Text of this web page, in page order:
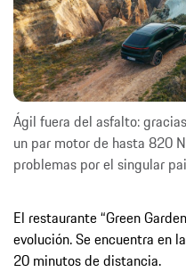
Ágil fuera del asfalto:
un par motor de hasta 820
problemas por el singular
El restaurante “Green
evolución. Se encuentra en
20 minutos de distancia.